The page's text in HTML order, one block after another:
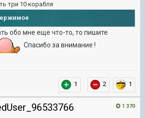
три 10 корабля
обо мне еще что-то, то пишите
Спасибо за внимание !
1 2 1
1 370